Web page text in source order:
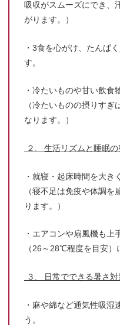
吸収がスムーズにでき、
がります。）
・3食を心がけ、たんぱ
す。
・冷たいものや甘い飲食
（冷たいものの摂りす
なります。）
２. 生活リズムと睡眠の
・就寝・起床時間を大き
（寝不足は免疫や体調
ります。）
・エアコンや扇風機も
（26～28℃程度を目安）
３. 日常でできる暑さ対
・麻や綿など通気性吸湿
う。